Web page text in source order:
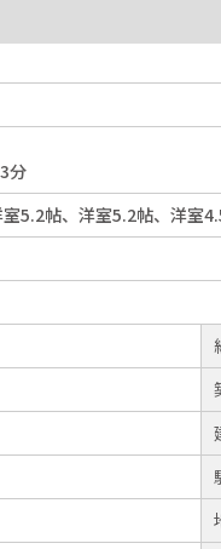
分
5.2帖、洋室5.2帖、洋室